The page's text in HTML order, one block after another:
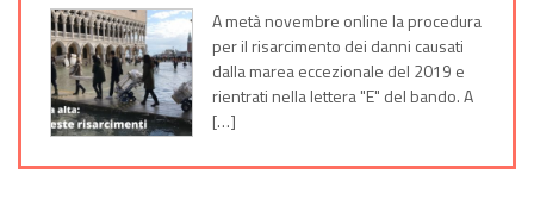
A metà novembre online la procedura
per il risarcimento dei danni causati
dalla marea eccezionale del 2019 e
rientrati nella lettera "E" del bando. A
[…]